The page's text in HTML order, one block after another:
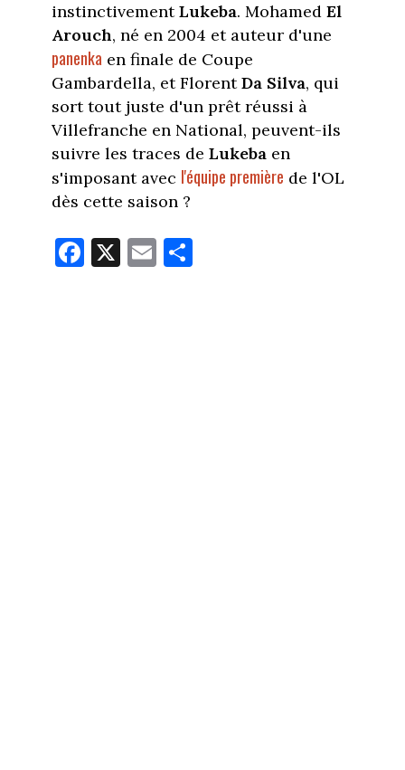
instinctivementLukeba. Mohamed El
Arouch, né en 2004 et auteur d'une
panenka en finale de Coupe
Gambardella, et FlorentDa Silva, qui
sort tout juste d'un prêt réussi à
Villefranche en National, peuvent-ils
suivre les traces de Lukebaen
s'imposant avec l'équipe première de l'OL
dès cette saison ?
Fa
ce
X E
m
Pa
rt